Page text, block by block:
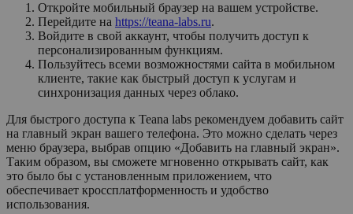
Откройте мобильный браузер на вашем устройстве.
Перейдите на https://teana-labs.ru.
Войдите в свой аккаунт, чтобы получить доступ к
персонализированным функциям.
Пользуйтесь всеми возможностями сайта в мобильном
клиенте, такие как быстрый доступ к услугам и
синхронизация данных через облако.
Для быстрого доступа к Teana labs рекомендуем добавить сайт
на главный экран вашего телефона. Это можно сделать через
меню браузера, выбрав опцию «Добавить на главный экран».
Таким образом, вы сможете мгновенно открывать сайт, как
это было бы с установленным приложением, что
обеспечивает кроссплатформенность и удобство
использования.